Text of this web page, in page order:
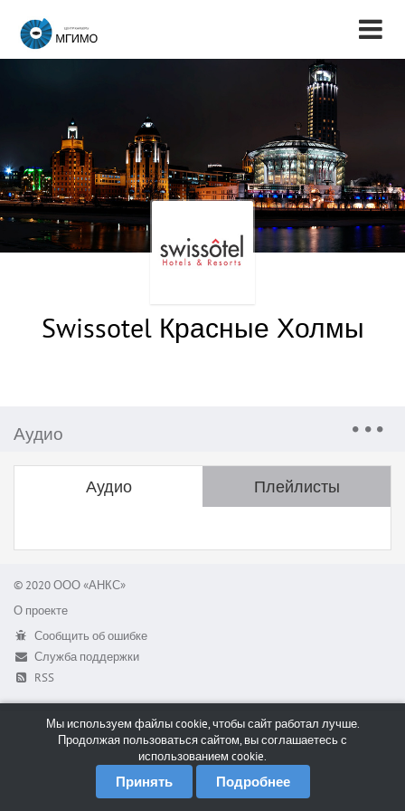
Swissotel Красные Холмы
Аудио
Аудио Плейлисты
© 2020 ООО «АНКС»
О проекте
Сообщить об ошибке
Служба поддержки
RSS
Мы используем файлы cookie, чтобы сайт работал лучше.
Продолжая пользоваться сайтом, вы соглашаетесь с
использованием cookie.
Принять Подробнее